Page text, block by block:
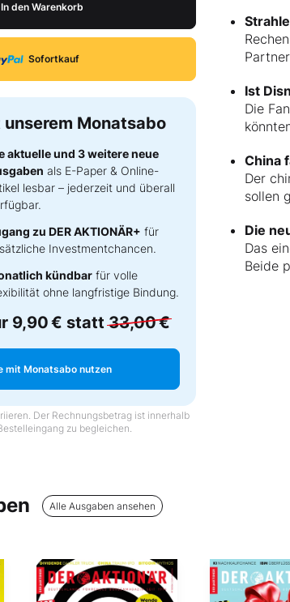
In den Warenkorb
Sofortkauf
Monatsabo
aktuelle und 3 weitere neue
als E-Paper & Online-
lesbar – jederzeit und überall
zu DER AKTIONÄR+ für
Investmentchancen.
kündbar für volle
ohne langfristige Bindung.
9,90 € statt33,00 €
mit Monatsabo nutzen
Der Rechnungsbetrag ist innerhalb
zu begleichen.
Ist
Die
China
Der
sollen
Die
Das
Beide
Alle Ausgaben ansehen